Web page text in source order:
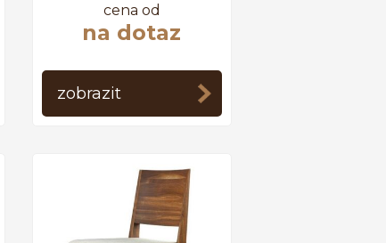
cena od
na dotaz
zobrazit